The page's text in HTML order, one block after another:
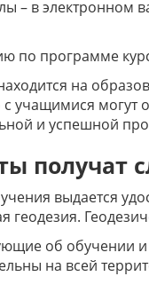
– в электронном
по программе
на
учащимися могут
и успешной
получат
выдается
об
на всей